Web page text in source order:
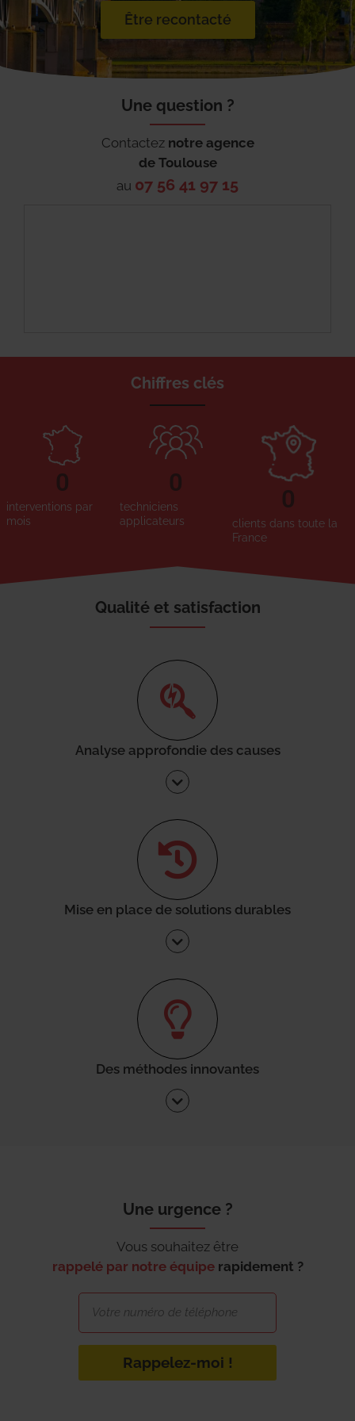
Être recontacté
Une question ?
Contactez notre agence
de Toulouse
au 07 56 41 97 15
Chiffres clés
interventions par
mois
0
techniciens
applicateurs
0
clients dans toute la
France
0
Qualité et satisfaction
Analyse approfondie des causes
Mise en place de solutions durables
Des méthodes innovantes
Une urgence ?
Vous souhaitez être
rappelé par notre équipe rapidement ?
Rappelez-moi !